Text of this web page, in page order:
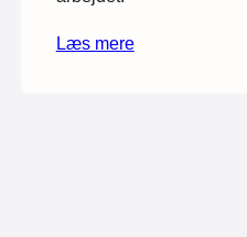
Læs mere